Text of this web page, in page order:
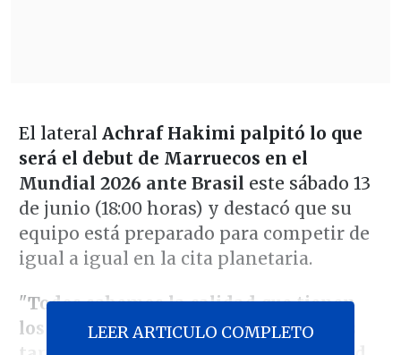
El lateral Achraf Hakimi palpitó lo que
será el debut de Marruecos en el
Mundial 2026 ante Brasil este sábado 13
de junio (18:00 horas) y destacó que su
equipo está preparado para competir de
igual a igual en la cita planetaria.
"Todos sabemos la calidad que tienen
los jugadores de Brasil, pero nosotros
LEER ARTICULO COMPLETO